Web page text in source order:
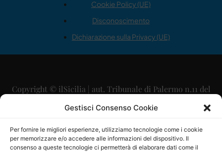
Gestisci Consenso Cookie
Per fornire le migliori esperienze, utilizziamo tecnologie come i cookie
per memorizzare e/o accedere alle informazioni del dispositivo. Il
consenso a queste tecnologie ci permetterà di elaborare dati come il
Cookie Policy (UE)
Disconoscimento
Dichiarazione sulla Privacy (UE)
Copyright © ilSicilia | aut. Tribunale di Palermo n.11 del
29/09/2015
Direttore Editoriale: Maurizio Scaglione